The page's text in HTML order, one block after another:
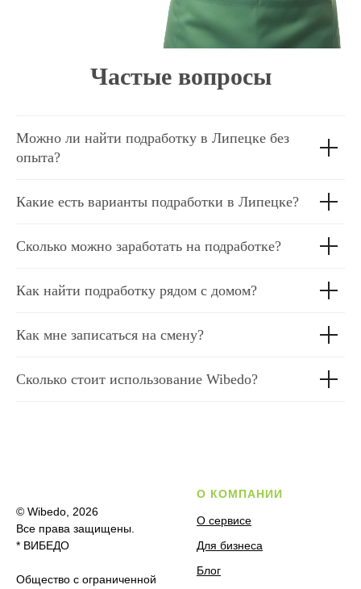
Частые вопросы
Можно ли найти подработку в Липецке без
опыта?
Какие есть варианты подработки в Липецке?
Сколько можно заработать на подработке?
Как найти подработку рядом с домом?
Как мне записаться на смену?
Сколько стоит использование Wibedo?
© Wibedo, 2026
Все права защищены.
* ВИБЕДО
Общество с ограниченной
О КОМПАНИИ
О сервисе
Для бизнеса
Блог